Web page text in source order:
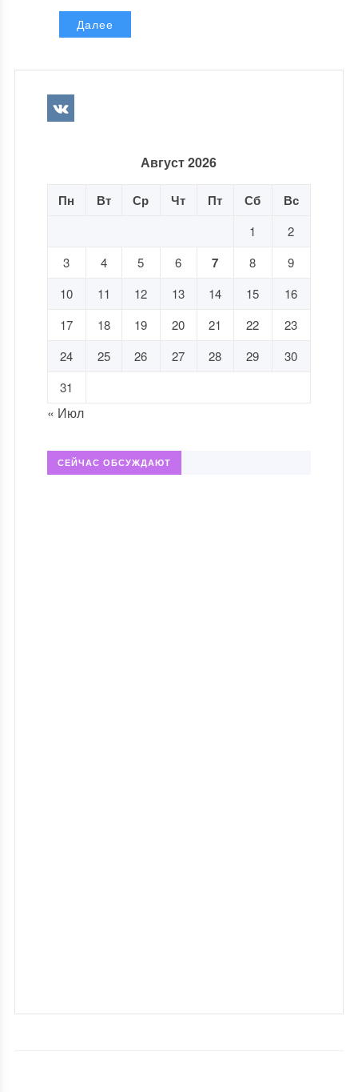
Далее
Август 2026
Пн Вт Ср Чт Пт Сб Вс
1
2
3
4 5 6 7 8
9
10
11 12 13 14 15
16
17
18 19 20 21 22
23
24
25 26 27 28 29
30
31
« Июл
СЕЙЧАС ОБСУЖДАЮТ